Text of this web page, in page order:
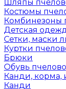
Шляпы
Костюмы
Комбинезоны
Детская
Сетки, маски
Куртки
Брюки
Обувь
Канди, корма,
Канди